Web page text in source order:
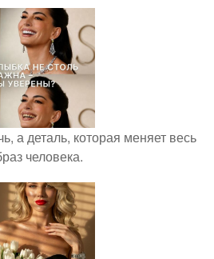
а деталь, которая меняет весь
человека.